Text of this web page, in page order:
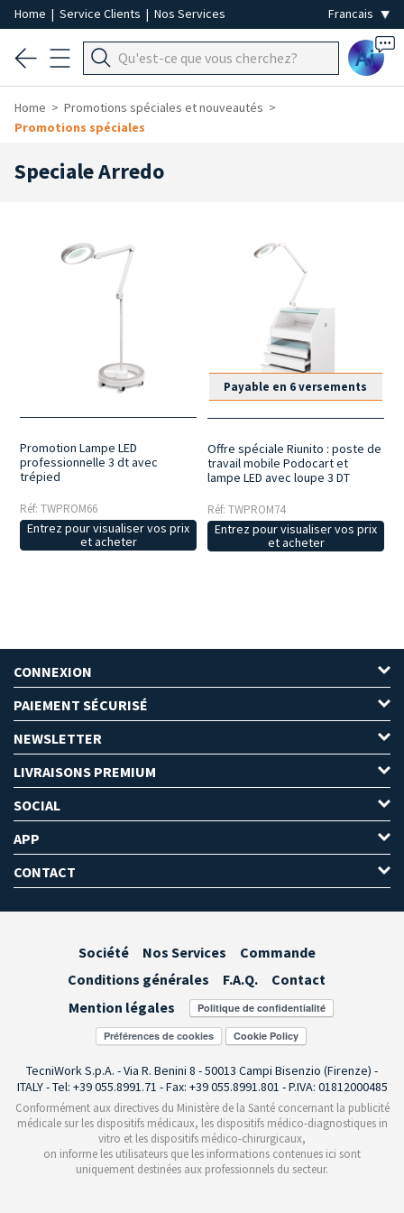
Home | Service Clients | Nos Services
Ai
Home
Promotions spéciales et nouveautés
Promotions spéciales
Speciale Arredo
Promotion Lampe LED
professionnelle 3 dt avec
trépied
Réf: TWPROM66
Entrez pour visualiser vos prix
et acheter
Payable en 6 versements
Offre spéciale Riunito : poste de
travail mobile Podocart et
lampe LED avec loupe 3 DT
Réf: TWPROM74
Entrez pour visualiser vos prix
et acheter
CONNEXION
PAIEMENT SÉCURISÉ
NEWSLETTER
LIVRAISONS PREMIUM
SOCIAL
APP
CONTACT
Société Nos Services
Commande
Conditions générales
F.A.Q.
Contact
Mention légales
Préférences de cookies
TecniWork S.p.A. - Via R. Benini 8 - 50013 Campi Bisenzio (Firenze) -
ITALY - Tel: +39 055.8991.71 - Fax: +39 055.8991.801 - P.IVA: 01812000485
Conformément aux directives du Ministère de la Santé concernant la publicité
médicale sur les dispositifs médicaux, les dispositifs médico-diagnostiques in
vitro et les dispositifs médico-chirurgicaux,
on informe les utilisateurs que les informations contenues ici sont
uniquement destinées aux professionnels du secteur.